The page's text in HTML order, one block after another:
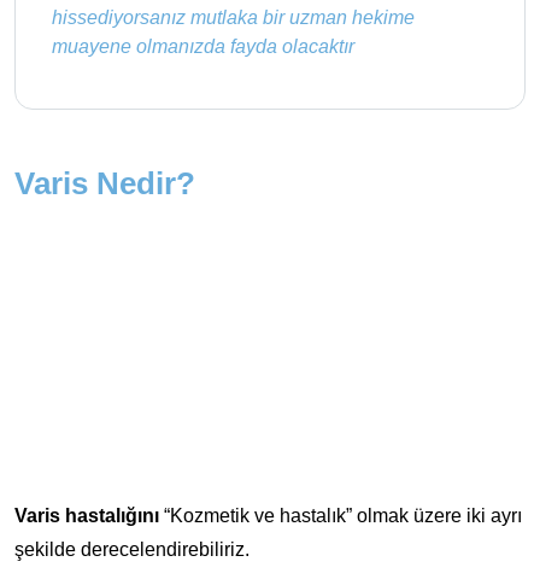
hissediyorsanız mutlaka bir uzman hekime
muayene olmanızda fayda olacaktır
Varis Nedir?
Varis hastalığını “Kozmetik ve hastalık” olmak üzere iki ayrı
şekilde derecelendirebiliriz.